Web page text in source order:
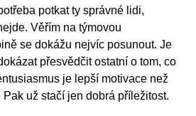
potkat ty správné lidi,
Věřím na týmovou
se dokážu nejvíc posunout. Je
přesvědčit ostatní o tom, co
je lepší motivace než
už stačí jen dobrá příležitost.